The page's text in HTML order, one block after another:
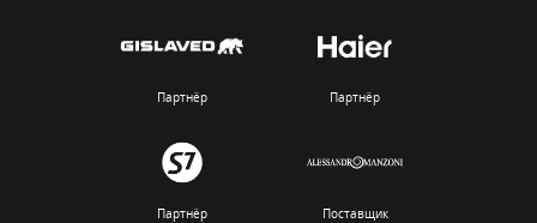
Партнёр Партнёр
Партнёр Поставщик